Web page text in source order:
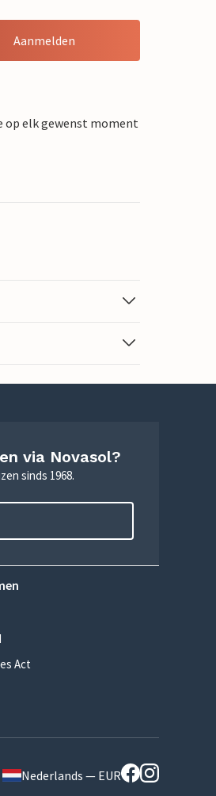
Aanmelden
op elk gewenst moment
via Novasol?
sinds 1968.
Act
Nederlands — EUR